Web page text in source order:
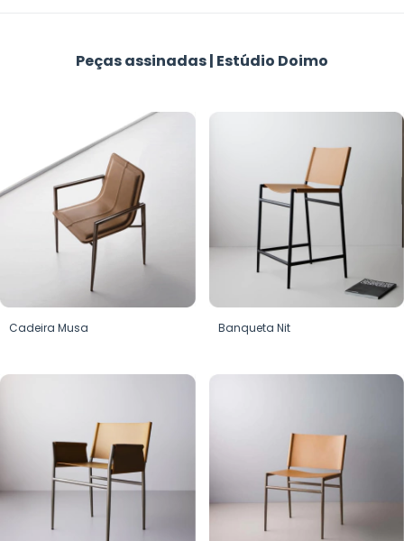
Peças assinadas | Estúdio Doimo
Cadeira Musa Banqueta Nit